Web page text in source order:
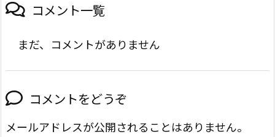
コメント一覧
まだ、コメントがありません
コメントをどうぞ
メールアドレスが公開されることはありません。